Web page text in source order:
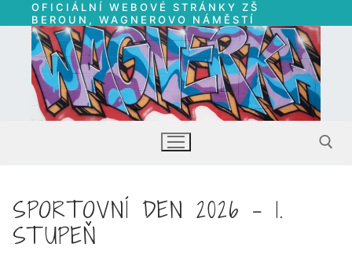
Přeskočit
na
obsah
OFICIÁLNÍ WEBOVÉ STRÁNKY ZŠ
BEROUN, WAGNEROVO NÁMĚSTÍ
Hledat:
SPORTOVNÍ DEN 2026 – 1.
STUPEŇ